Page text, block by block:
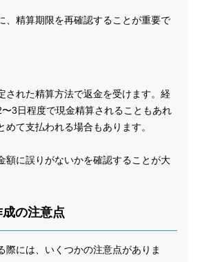
、精算期限を再確認することが重要で
された精算方法で返金を受けます。経
3日程度で現金精算されることもあれ
めて支払われる場合もあります。
額に誤りがないかを確認することが大
の注意点
際には、いくつかの注意点がありま